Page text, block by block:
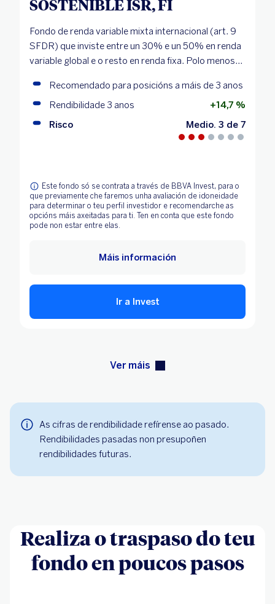
Realiza o traspaso do teu
fondo en poucos pasos